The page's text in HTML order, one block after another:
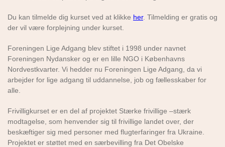
Du kan tilmelde dig kurset ved at klikke her. Tilmelding er gratis og
der vil være forplejning under kurset.
Foreningen Lige Adgang blev stiftet i 1998 under navnet
Foreningen Nydansker og er en lille NGO i Københavns
Nordvestkvarter. Vi hedder nu Foreningen Lige Adgang, da vi
arbejder for lige adgang til uddannelse, job og fællesskaber for
alle.
Frivilligkurset er en del af projektet Stærke frivillige –stærk
modtagelse, som henvender sig til frivillige landet over, der
beskæftiger sig med personer med flugterfaringer fra Ukraine.
Projektet er støttet med en særbevilling fra Det Obelske